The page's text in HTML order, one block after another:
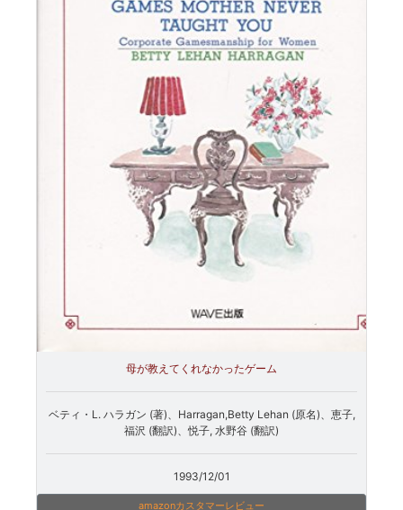
母が教えてくれなかったゲーム
ベティ・L. ハラガン (著)、Harragan,Betty Lehan (原名)、恵子,
福沢 (翻訳)、悦子, 水野谷 (翻訳)
1993/12/01
amazonカスタマーレビュー